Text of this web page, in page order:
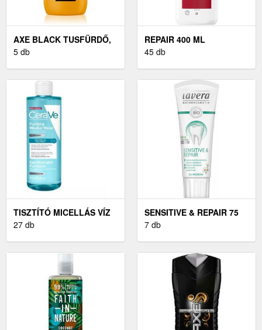
AXE BLACK TUSFÜRDŐ,
400 ML
5 db
REPAIR 400 ML
45 db
TISZTÍTÓ MICELLÁS VÍZ
400 ML
27 db
SENSITIVE & REPAIR 75
ML
7 db